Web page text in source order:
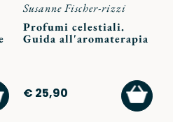
AGGIUNGI
AL
CARRELLO
Susanne Fischer-rizzi
Profumi celestiali.
Guida all'aromaterapia
€ 25,90
AL